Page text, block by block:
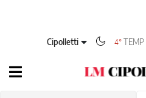
Cipolletti 4°TEMP